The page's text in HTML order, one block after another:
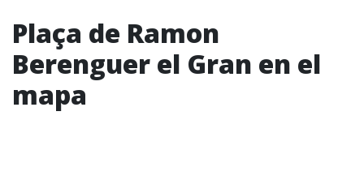
Plaça de Ramon
Berenguer el Gran en el
mapa